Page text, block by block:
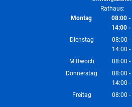
Rathaus:
Montag
08:00-
14:00-
Dienstag 08:00 -
14:00 -
Mittwoch 08:00 -
Donnerstag 08:00 -
14:00 -
Freitag 08:00 -